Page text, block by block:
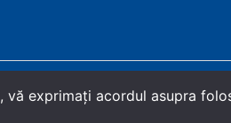
exprimaţi acordul asupra